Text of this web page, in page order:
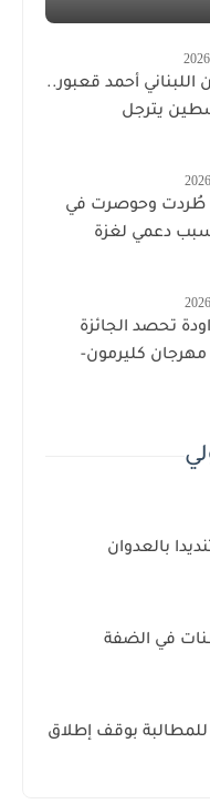
اللبناني أحمد قعبور..
يترجل
طُردت وحوصرت في
دعمي لغزة
تحصد الجائزة
مهرجان كليرمون-
بالعدوان
في الضفة
للمطالبة بوقف إطلاق